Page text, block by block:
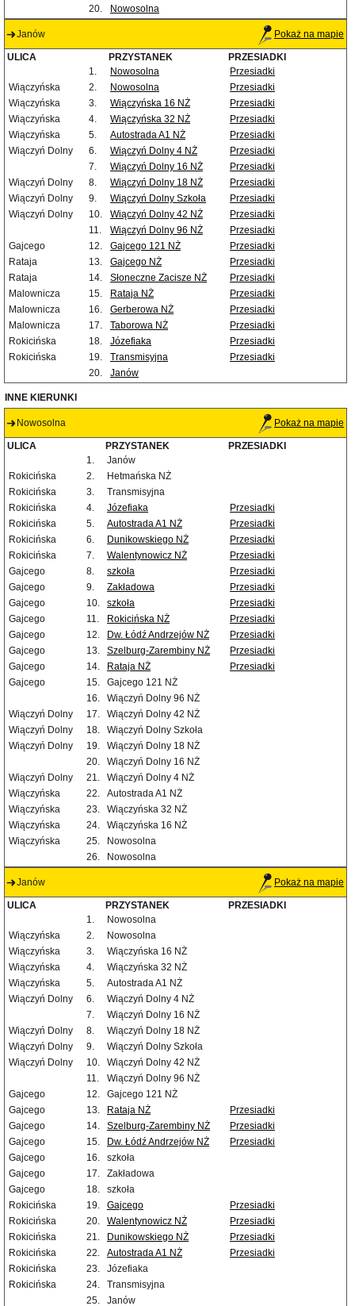
20.
Nowosolna
Janów Pokaż na mapie
ULICA PRZYSTANEK
PRZESIADKI
1.
Nowosolna
Przesiadki
Wiączyńska
2. Nowosolna
Przesiadki
Wiączyńska
3. Wiączyńska 16 NŻ
Przesiadki
Wiączyńska
4. Wiączyńska 32 NŻ
Przesiadki
Wiączyńska
5. Autostrada A1 NŻ
Przesiadki
Wiączyń Dolny
6. Wiączyń Dolny 4 NŻ
Przesiadki
7.
Wiączyń Dolny 16 NŻ
Przesiadki
Wiączyń Dolny
8. Wiączyń Dolny 18 NŻ
Przesiadki
Wiączyń Dolny
9. Wiączyń Dolny Szkoła
Przesiadki
Wiączyń Dolny
10. Wiączyń Dolny 42 NŻ
Przesiadki
11.
Wiączyń Dolny 96 NŻ
Przesiadki
Gajcego
12. Gajcego 121 NŻ
Przesiadki
Rataja
13. Gajcego NŻ
Przesiadki
Rataja
14. Słoneczne Zacisze NŻ
Przesiadki
Malownicza
15. Rataja NŻ
Przesiadki
Malownicza
16. Gerberowa NŻ
Przesiadki
Malownicza
17. Taborowa NŻ
Przesiadki
Rokicińska
18. Józefiaka
Przesiadki
Rokicińska
19. Transmisyjna
Przesiadki
20.
Janów
INNE KIERUNKI
Nowosolna Pokaż na mapie
ULICA PRZYSTANEK
PRZESIADKI
1.
Janów
Rokicińska
2.
Hetmańska NŻ
Rokicińska
3.
Transmisyjna
Rokicińska
4. Józefiaka
Przesiadki
Rokicińska
5. Autostrada A1 NŻ
Przesiadki
Rokicińska
6. Dunikowskiego NŻ
Przesiadki
Rokicińska
7. Walentynowicz NŻ
Przesiadki
Gajcego
8. szkoła
Przesiadki
Gajcego
9. Zakładowa
Przesiadki
Gajcego
10. szkoła
Przesiadki
Gajcego
11. Rokicińska NŻ
Przesiadki
Gajcego
12. Dw. Łódź Andrzejów NŻ
Przesiadki
Gajcego
13. Szelburg-Zarembiny NŻ
Przesiadki
Gajcego
14. Rataja NŻ
Przesiadki
Gajcego
15.
Gajcego 121 NŻ
16.
Wiączyń Dolny 96 NŻ
Wiączyń Dolny
17.
Wiączyń Dolny 42 NŻ
Wiączyń Dolny
18.
Wiączyń Dolny Szkoła
Wiączyń Dolny
19.
Wiączyń Dolny 18 NŻ
20.
Wiączyń Dolny 16 NŻ
Wiączyń Dolny
21.
Wiączyń Dolny 4 NŻ
Wiączyńska
22.
Autostrada A1 NŻ
Wiączyńska
23.
Wiączyńska 32 NŻ
Wiączyńska
24.
Wiączyńska 16 NŻ
Wiączyńska
25.
Nowosolna
26.
Nowosolna
Janów Pokaż na mapie
ULICA PRZYSTANEK
PRZESIADKI
1.
Nowosolna
Wiączyńska
2.
Nowosolna
Wiączyńska
3.
Wiączyńska 16 NŻ
Wiączyńska
4.
Wiączyńska 32 NŻ
Wiączyńska
5.
Autostrada A1 NŻ
Wiączyń Dolny
6.
Wiączyń Dolny 4 NŻ
7.
Wiączyń Dolny 16 NŻ
Wiączyń Dolny
8.
Wiączyń Dolny 18 NŻ
Wiączyń Dolny
9.
Wiączyń Dolny Szkoła
Wiączyń Dolny
10.
Wiączyń Dolny 42 NŻ
11.
Wiączyń Dolny 96 NŻ
Gajcego
12.
Gajcego 121 NŻ
Gajcego
13. Rataja NŻ
Przesiadki
Gajcego
14. Szelburg-Zarembiny NŻ
Przesiadki
Gajcego
15. Dw. Łódź Andrzejów NŻ
Przesiadki
Gajcego
16.
szkoła
Gajcego
17.
Zakładowa
Gajcego
18.
szkoła
Rokicińska
19. Gajcego
Przesiadki
Rokicińska
20. Walentynowicz NŻ
Przesiadki
Rokicińska
21. Dunikowskiego NŻ
Przesiadki
Rokicińska
22. Autostrada A1 NŻ
Przesiadki
Rokicińska
23.
Józefiaka
Rokicińska
24.
Transmisyjna
25.
Janów